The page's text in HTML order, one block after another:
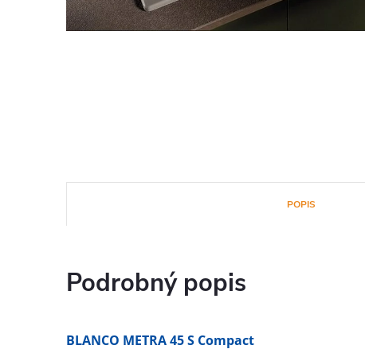
POPIS
Podrobný popis
BLANCO METRA 45 S Compact